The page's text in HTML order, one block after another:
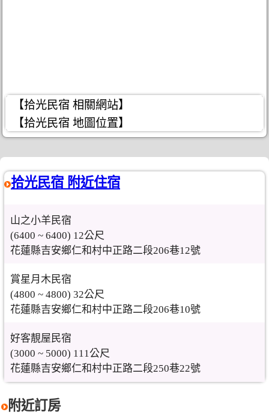
【拾光民宿 相關網站】
【拾光民宿 地圖位置】
拾光民宿 附近住宿
山之小羊民宿
(6400 ~ 6400) 12公尺
花蓮縣吉安鄉仁和村中正路二段206巷12號
賞星月木民宿
(4800 ~ 4800) 32公尺
花蓮縣吉安鄉仁和村中正路二段206巷10號
好客靚屋民宿
(3000 ~ 5000) 111公尺
花蓮縣吉安鄉仁和村中正路二段250巷22號
附近訂房